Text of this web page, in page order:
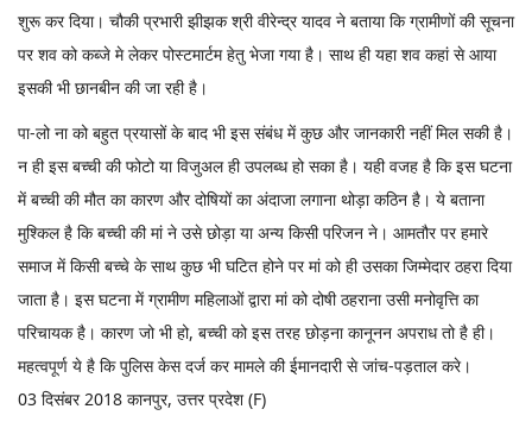
शुरू कर दिया। चौकी प्रभारी झीझक श्री वीरेन्द्र यादव ने बताया कि ग्रामीणों की सूचना
पर शव को कब्जे मे लेकर पोस्टमार्टम हेतु भेजा गया है। साथ ही यहा शव कहां से आया
इसकी भी छानबीन की जा रही है।
पा-लो ना को बहुत प्रयासों के बाद भी इस संबंध में कुछ और जानकारी नहीं मिल सकी है।
न ही इस बच्ची की फोटो या विजुअल ही उपलब्ध हो सका है। यही वजह है कि इस घटना
में बच्ची की मौत का कारण और दोषियों का अंदाजा लगाना थोड़ा कठिन है। ये बताना
मुश्किल है कि बच्ची की मां ने उसे छोड़ा या अन्य किसी परिजन ने। आमतौर पर हमारे
समाज में किसी बच्चे के साथ कुछ भी घटित होने पर मां को ही उसका जिम्मेदार ठहरा दिया
जाता है। इस घटना में ग्रामीण महिलाओं द्वारा मां को दोषी ठहराना उसी मनोवृत्ति का
परिचायक है। कारण जो भी हो, बच्ची को इस तरह छोड़ना कानूनन अपराध तो है ही।
महत्वपूर्ण ये है कि पुलिस केस दर्ज कर मामले की ईमानदारी से जांच-पड़ताल करे।
03 दिसंबर 2018 कानपुर, उत्तर प्रदेश (F)